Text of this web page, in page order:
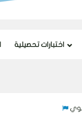
اختبارات تحصيلية